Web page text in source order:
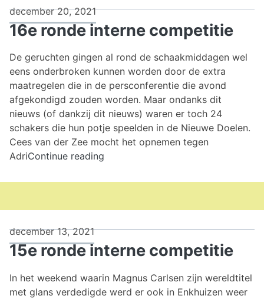
december 20, 2021
16e ronde interne competitie
De geruchten gingen al rond de schaakmiddagen wel
eens onderbroken kunnen worden door de extra
maatregelen die in de persconferentie die avond
afgekondigd zouden worden. Maar ondanks dit
nieuws (of dankzij dit nieuws) waren er toch 24
schakers die hun potje speelden in de Nieuwe Doelen.
Cees van der Zee mocht het opnemen tegen
AdriContinue reading
interne
december 13, 2021
15e ronde interne competitie
In het weekend waarin Magnus Carlsen zijn wereldtitel
met glans verdedigde werd er ook in Enkhuizen weer